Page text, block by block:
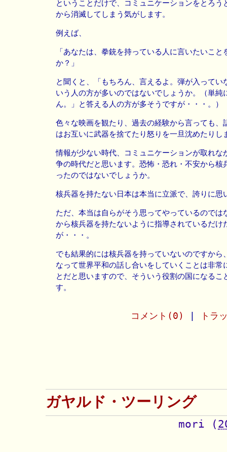
ということだけで、コミュニケーションをとろう
から消滅してしまう気がします。
例えば、
「あなたは、拳銃を持っている人に言いたいこと
か？」
と聞くと、「もちろん、言えるよ。弾が入ってい
いう人の方が多いのではないでしょうか。（単純
ん。」と答える人の方が多そうですが・・・。）
色々な映画を観たり、過去の経験から言っても、
はお互いに武器を捨てたり怒りを一旦沈めたりし
情報が少ない時代、コミュニケーションが取れな
争の時代だと思います。恐怖・恐れ・不安から核
ったのではないでしょうか。
核兵器を持たない日本は本当に立派で、誇りに思
ただ、本当は自らがそう思ってやっているのでは
から核兵器を持たないように指導されているだけ
が・・・。
でも結果的には核兵器を持っていないのですから
なって世界平和の話し合いをしていくことは非常
とだと思いますので、そういう役割の国になるこ
す。
コメント(0) | トラ
ガヤルド・ツーリング
mori (